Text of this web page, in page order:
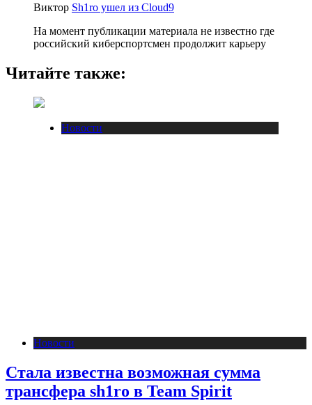
Виктор Sh1ro ушел из Cloud9
На момент публикации материала не известно где
российский киберспортсмен продолжит карьеру
Читайте также:
Новости
Новости
Стала известна возможная сумма
трансфера sh1ro в Team Spirit